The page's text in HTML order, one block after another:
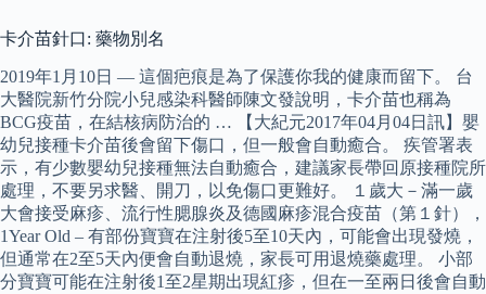
卡介苗針口: 藥物別名
2019年1月10日 — 這個疤痕是為了保護你我的健康而留下。 台
大醫院新竹分院小兒感染科醫師陳文發說明，卡介苗也稱為
BCG疫苗，在結核病防治的 … 【大紀元2017年04月04日訊】嬰
幼兒接種卡介苗後會留下傷口，但一般會自動癒合。 疾管署表
示，有少數嬰幼兒接種無法自動癒合，建議家長帶回原接種院所
處理，不要另求醫、開刀，以免傷口更難好。 １歲大－滿一歲
大會接受麻疹、流行性腮腺炎及德國麻疹混合疫苗（第１針），
1Year Old – 有部份寶寶在注射後5至10天內，可能會出現發燒，
但通常在2至5天內便會自動退燒，家長可用退燒藥處理。 小部
分寶寶可能在注射後1至2星期出現紅疹，但在一至兩日後會自動